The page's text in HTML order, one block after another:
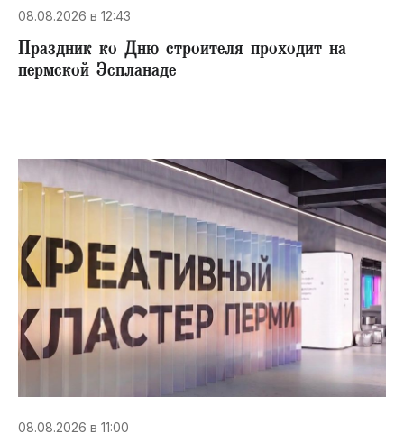
08.08.2026 в 12:43
Праздник ко Дню строителя проходит на
пермской Эспланаде
08.08.2026 в 11:00